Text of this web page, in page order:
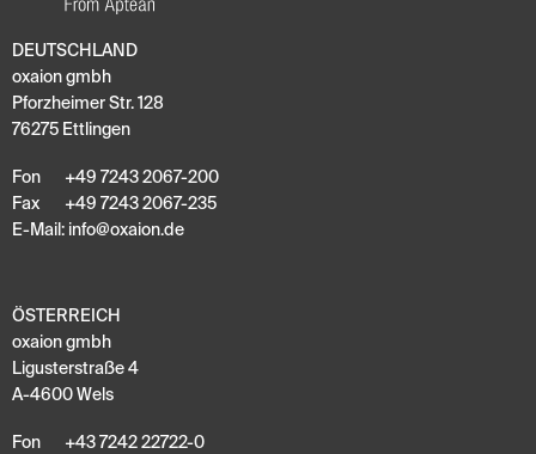
DEUTSCHLAND
oxaion gmbh
Pforzheimer Str. 128
76275 Ettlingen
Fon
+49 7243 2067-200
Fax
+49 7243 2067-235
E-Mail: info@oxaion.de
ÖSTERREICH
oxaion gmbh
Ligusterstraße 4
A-4600 Wels
Fon
+43 7242 22722-0